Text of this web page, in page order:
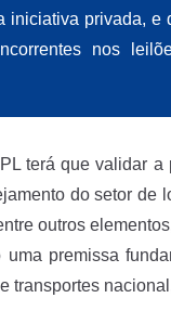
iniciativa privada,
nos
terá que validar
do setor de
outros
premissa
transportes